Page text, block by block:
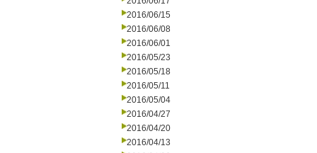
2016/06/15
2016/06/08
2016/06/01
2016/05/23
2016/05/18
2016/05/11
2016/05/04
2016/04/27
2016/04/20
2016/04/13